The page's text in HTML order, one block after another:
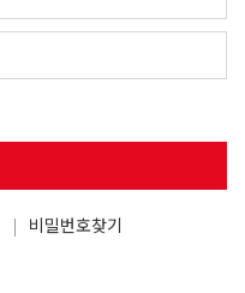
비밀번호찾기